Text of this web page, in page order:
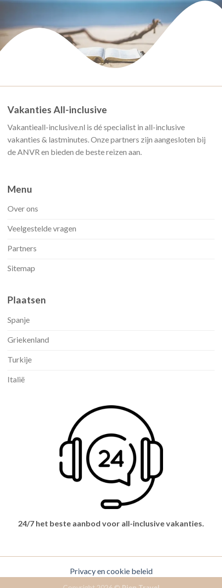
Vakanties All-inclusive
Vakantieall-inclusive.nl is dé specialist in all-inclusive
vakanties & lastminutes. Onze partners zijn aangesloten bij
de ANVR en bieden de beste reizen aan.
Menu
Over ons
Veelgestelde vragen
Partners
Sitemap
Plaatsen
Spanje
Griekenland
Turkije
Italië
24/7 het beste aanbod voor all-inclusive vakanties.
Privacy en cookie beleid